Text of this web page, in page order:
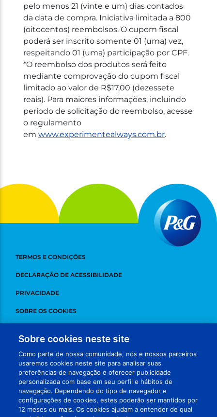
pelo menos 21 (vinte e um) dias contados
da data de compra. Iniciativa limitada a 800
(oitocentos) reembolsos. O cupom fiscal
poderá ser inscrito somente 01 (uma) vez,
respeitando 01 (uma) participação por CPF.
*O reembolso dos produtos será feito
mediante comprovação do cupom fiscal
limitado ao valor de R$17,00 (dezessete
reais). Para maiores informações, incluindo
período de solicitação do reembolso, acesse
o regulamento
em www.experimentealways.com.br.
TERMOS E CONDIÇÕES
DECLARAÇÃO DE ACESSIBILIDADE
PRIVACIDADE
SOBRE OS COOKIES
FALE CONOSCO
MEUS DADOS
VISITE NOSSAS REDES
Sobre cookies neste site
Como parte de nossa comunidade, nós e nossos parceiros
usaremos cookies neste site para analisar suas
preferências de navegação e oferecer publicidade
personalizada com base em seu perfil e hábitos de
navegação. Dependendo do tipo de navegador e
configurações de cookies, estes poderão ser mantidos por
12 meses ou mais. Os cookies ajudam a entender de qual